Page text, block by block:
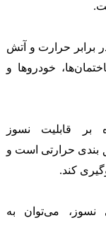
برابر حرارت و آتش
خودروها و
بر قابلیت نسوز
بندی حرارتی است و
کند.
نسوز، می‌توان به